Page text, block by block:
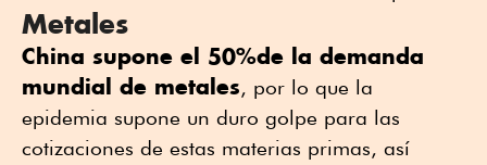
Metales
China supone el 50%de la demanda
mundial de metales, por lo que la
epidemia supone un duro golpe para las
cotizaciones de estas materias primas, así